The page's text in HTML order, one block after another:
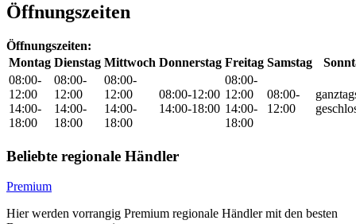
Öffnungszeiten
Öffnungszeiten:
Montag Dienstag Mittwoch Donnerstag Freitag Samstag
08:00-
12:00
14:00-
18:00
08:00-
12:00
14:00-
18:00
08:00-
12:00
14:00-
18:00
08:00-12:00
14:00-18:00
08:00-
12:00
14:00-
18:00
08:00-
12:00
Beliebte regionale Händler
Premium
Hier werden vorrangig Premium regionale Händler mit den besten